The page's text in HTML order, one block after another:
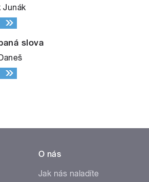
Junák
slova
O nás
Jak nás naladíte